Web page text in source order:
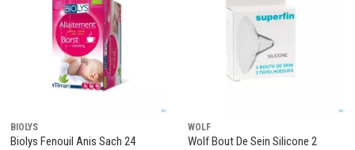
BIOLYS
Biolys Fenouil Anis Sach 24
WOLF
Wolf Bout De Sein Silicone 2